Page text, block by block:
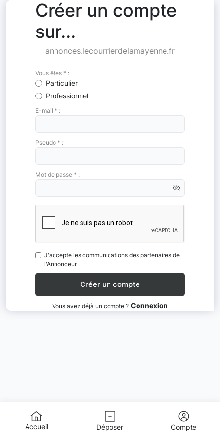
Créer un compte
sur...
annonces.lecourrierdelamayenne.fr
Vous êtes * :
Particulier
Professionnel
E-mail * :
Pseudo * :
Mot de passe * :
J'accepte les communications des partenaires de
l'Annonceur
Vous avez déjà un compte ? Connexion
Accueil Déposer Compte